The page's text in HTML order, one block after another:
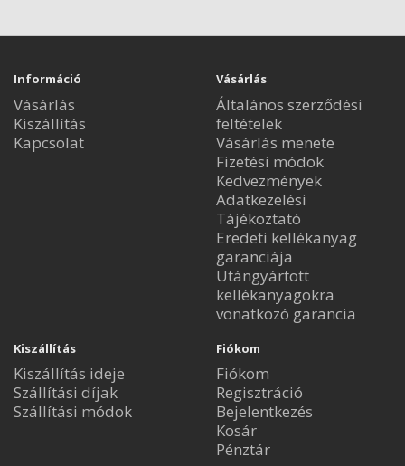
Információ
Vásárlás
Kiszállítás
Kapcsolat
Vásárlás
Általános szerződési
feltételek
Vásárlás menete
Fizetési módok
Kedvezmények
Adatkezelési
Tájékoztató
Eredeti kellékanyag
garanciája
Utángyártott
kellékanyagokra
vonatkozó garancia
Kiszállítás
Kiszállítás ideje
Szállítási díjak
Szállítási módok
Fiókom
Fiókom
Regisztráció
Bejelentkezés
Kosár
Pénztár